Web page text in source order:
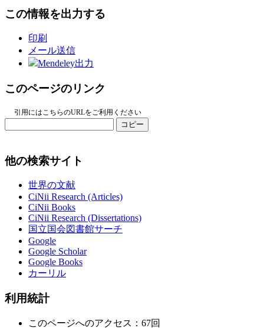
この情報を出力する
印刷
メール送信
Mendeley出力
このページのリンク
引用にはこちらのURLをご利用ください
コピー
他の検索サイト
世界の文献
CiNii Research (Articles)
CiNii Books
CiNii Research (Dissertations)
国立国会図書館サーチ
Google
Google Scholar
Google Books
カーリル
利用統計
このページへのアクセス：67回